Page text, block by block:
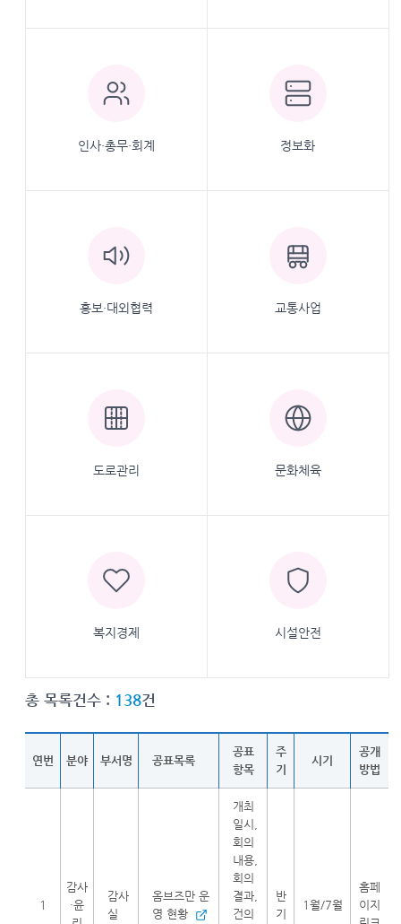
인사·총무·회계 정보화
홍보·대외협력 교통사업
도로관리 문화체육
복지경제 시설안전
총 목록건수 : 138건
연번 분야 부서명 공표목록
공표
항목
주
기
시기
공개
방법
1
감사
·윤
감사
실
옴브즈만 운
영 현황
개최
일시,
회의
내용,
회의
결과,
건의
반
기
1월/7월
홈페
이지